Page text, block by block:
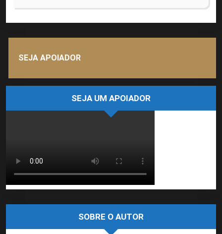
SEJA APOIADOR
SEJA UM APOIADOR
SOBRE O AUTOR